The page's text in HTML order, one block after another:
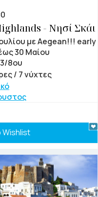
- Νησί Σκάι
με Aegean!!! early
30 Μαίου
8ου
/ 7 νύχτες